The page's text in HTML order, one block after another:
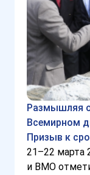
Размышляя
Всемирном
Призыв к
21–22 марта
и ВМО